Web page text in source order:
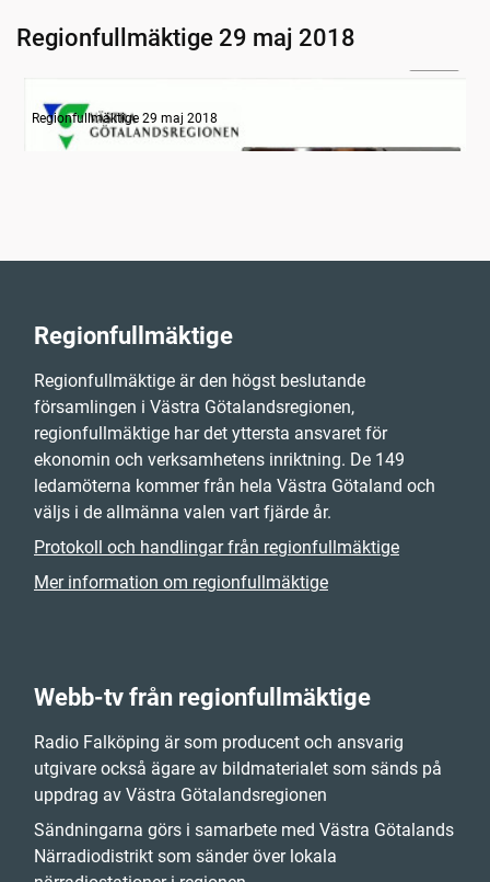
Regionfullmäktige 29 maj 2018
Information
Regionfullmäktige 29 maj 2018
Regionfullmäktige
Regionfullmäktige är den högst beslutande
församlingen i Västra Götalandsregionen,
regionfullmäktige har det yttersta ansvaret för
ekonomin och verksamhetens inriktning. De 149
ledamöterna kommer från hela Västra Götaland och
väljs i de allmänna valen vart fjärde år.
Protokoll och handlingar från regionfullmäktige
Mer information om regionfullmäktige
Webb-tv från regionfullmäktige
Radio Falköping är som producent och ansvarig
utgivare också ägare av bildmaterialet som sänds på
uppdrag av Västra Götalandsregionen
Sändningarna görs i samarbete med Västra Götalands
Närradiodistrikt som sänder över lokala